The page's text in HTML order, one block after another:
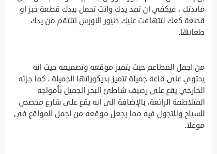
مائدتك ، فيكفي ان تمد يدك وانت تحمل بيدك قطعة خبز او
قطعة كعك لتتهافت عليك طيور النورس لتلتقم من يدك
طعانها.
من اجمل المطاعم حيث يتميز موقعه وتصميمه حيث انه
يحتوي على قاعة جميلة تتميز بديكوراتها الجميلة ، كما جزئه
الخارجي يقع على رصيف شاطئ البحر الجميل بأمواجه
المتلاطمة الرائعة، بالإضافة الى انه يقع على شارع مخصص
للسياح وللتجول فيه مما يجعل موقعه من اجمل المواقع في
موغلا.